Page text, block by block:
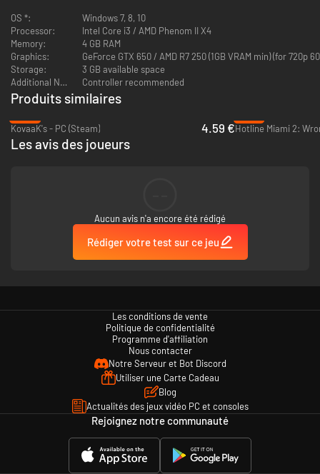
OS *:
Windows 7, 8, 10
Processor:
Intel Core i3 / AMD Phenom II X4
Memory:
4 GB RAM
Graphics:
GeForce GTX 650 / AMD R7 250 (1GB VRAM min) (for 720p
Storage:
3 GB available space
Additional Notes:
Controller recommended
Produits similaires
KovaaK's - PC (Steam)
4.59 €
Les avis des joueurs
Aucun avis n'a encore été rédigé
Rédiger votre test sur ce jeu
Les conditions de vente
Politique de confidentialité
Programme d'affiliation
Nous contacter
Notre Serveur et Bot Discord
Utiliser une Carte Cadeau
Blog
Actualités des jeux vidéo PC et consoles
Rejoignez notre communauté